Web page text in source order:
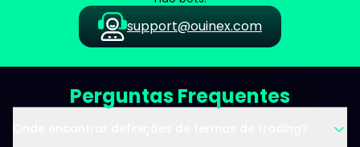
support@ouinex.com
Perguntas Frequentes